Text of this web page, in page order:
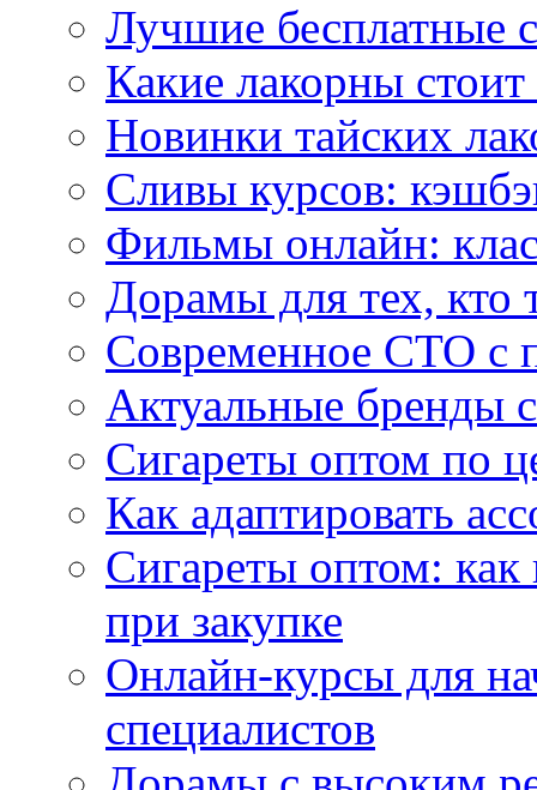
Лучшие бесплатные
Какие лакорны стоит
Новинки тайских
Сливы курсов:
Фильмы онлайн:
Дорамы для тех, кто
Современное СТО с
Актуальные бренды
Сигареты оптом по
Как адаптировать
Сигареты оптом:
при закупке
Онлайн-курсы для
специалистов